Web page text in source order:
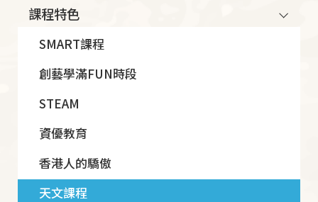
navigation
課程特色
SMART課程
創藝學滿FUN時段
STEAM
資優教育
香港人的驕傲
天文課程